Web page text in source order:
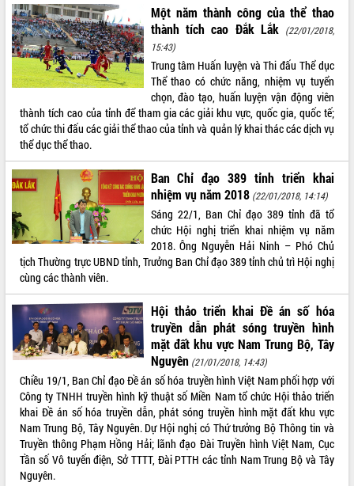
Lấy ý kiến điều chỉnh Quy hoạch tỉnh
Đắk Lắk thời kỳ 2021-2030, tầm nhìn
đến năm 2050
Phát động chiến dịch 30 ngày đêm
giải phóng mặt bằng Tuyến đường bộ
Đắk Lắk nỗ lực thúc đẩy tăng trưởng
kinh tế từ 10% trở lên trong Quý
II/2026
Đắk Lắk ký kết thỏa thuận hợp tác về
chuyển đổi số giai đoạn 2026 – 2030
với Tập đoàn Bưu chính Viễn thông
Việt Nam
Thứ trưởng Bộ Y tế làm việc với tỉnh
Đắk Lắk về phát triển nhân lực y tế
cho trạm y tế cấp xã
Du lịch Đắk Lắk nâng tầm trải nghiệm
du khách thông qua Hệ thống cơ sở dữ
liệu và Bản đồ số
Tập huấn ứng dụng trí tuệ nhân tạo (AI)
trong thương mại điện tử năm 2026
Đoàn đại biểu Quốc hội tỉnh Đắk Lắk
trao đổi thông tin trước Kỳ họp thứ
nhất, Quốc hội khóa XVI
Quyết liệt cải cách hành chính, khơi
thông nguồn lực phát triển
Nâng cao hiệu lực, hiệu quả HĐND
tỉnh thông qua hiện đại hóa hành chính
Một năm thành công của thể thao
thành tích cao Đắk Lắk
(22/01/2018,
15:43)
Trung tâm Huấn luyện và Thi đấu Thể dục
Thể thao có chức năng, nhiệm vụ tuyển
chọn, đào tạo, huấn luyện vận động viên
thành tích cao của tỉnh để tham gia các giải khu vực, quốc gia, quốc tế;
tổ chức thi đấu các giải thể thao của tỉnh và quản lý khai thác các dịch vụ
thể dục thể thao.
Ban Chỉ đạo 389 tỉnh triển khai
nhiệm vụ năm 2018 (22/01/2018, 14:14)
Sáng 22/1, Ban Chỉ đạo 389 tỉnh đã tổ
chức Hội nghị triển khai nhiệm vụ năm
2018. Ông Nguyễn Hải Ninh – Phó Chủ
tịch Thường trực UBND tỉnh, Trưởng Ban Chỉ đạo 389 tỉnh chủ trì Hội nghị
cùng các thành viên.
Hội thảo triển khai Đề án số hóa
truyền dẫn phát sóng truyền hình
mặt đất khu vực Nam Trung Bộ, Tây
Nguyên (21/01/2018, 14:43)
Chiều 19/1, Ban Chỉ đạo Đề án số hóa truyền hình Việt Nam phối hợp với
Công ty TNHH truyền hình kỹ thuật số Miền Nam tổ chức Hội thảo triển
khai Đề án số hóa truyền dẫn, phát sóng truyền hình mặt đất khu vực
Nam Trung Bộ, Tây Nguyên. Dự Hội nghị có Thứ trưởng Bộ Thông tin và
Truyền thông Phạm Hồng Hải; lãnh đạo Đài Truyền hình Việt Nam, Cục
Tần số Vô tuyến điện, Sở TTTT, Đài PTTH các tỉnh Nam Trung Bộ và Tây
Nguyên.